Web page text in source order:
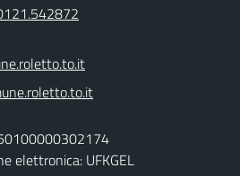
elettronica: UFKGEL